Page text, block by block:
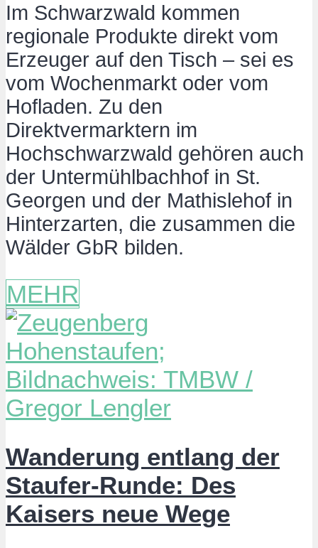
Im Schwarzwald kommen
regionale Produkte direkt vom
Erzeuger auf den Tisch – sei es
vom Wochenmarkt oder vom
Hofladen. Zu den
Direktvermarktern im
Hochschwarzwald gehören auch
der Untermühlbachhof in St.
Georgen und der Mathislehof in
Hinterzarten, die zusammen die
Wälder GbR bilden.
MEHR
Wanderung entlang der
Staufer-Runde: Des
Kaisers neue Wege